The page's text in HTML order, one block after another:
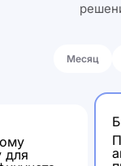
Месяц
для